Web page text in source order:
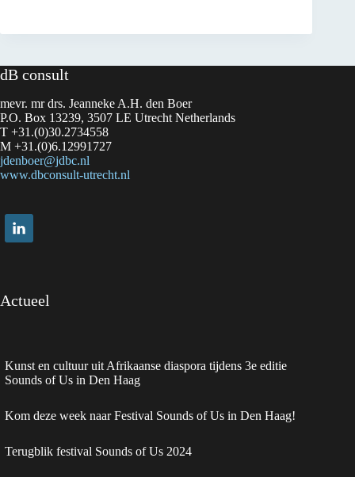
dB consult
mevr. mr drs. Jeanneke A.H. den Boer
P.O. Box 13239, 3507 LE Utrecht Netherlands
T +31.(0)30.2734558
M +31.(0)6.12991727
jdenboer@jdbc.nl
www.dbconsult-utrecht.nl
Actueel
Kunst en cultuur uit Afrikaanse diaspora tijdens 3e editie
Sounds of Us in Den Haag
Kom deze week naar Festival Sounds of Us in Den Haag!
Terugblik festival Sounds of Us 2024